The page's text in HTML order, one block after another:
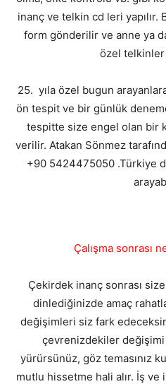
inanç ve telkin cd leri yapılır.
form gönderilir ve anne ya
özel telkinler
25. yıla özel bugun
ön tespit ve bir günlük
tespitte size engel olan bir
verilir. Atakan Sönmez
+90 5424475050 .Türkiye
Çalışma sonrası
Çekirdek inanç sonrası
dinlediğinizde amaç
değişimleri siz fark
çevrenizdekiler
yürürsünüz, göz temasınız
mutlu hissetme hali alır. İş